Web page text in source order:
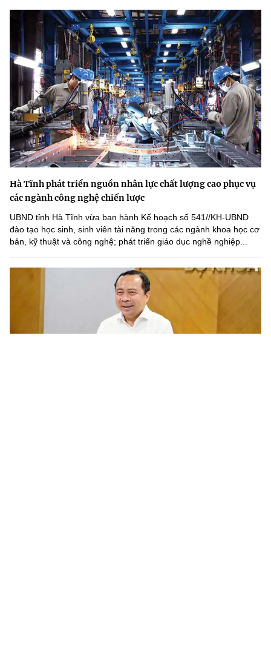
Hà Tĩnh phát triển nguồn nhân lực chất lượng cao phục vụ
các ngành công nghệ chiến lược
UBND tỉnh Hà Tĩnh vừa ban hành Kế hoạch số 541//KH-UBND
đào tạo học sinh, sinh viên tài năng trong các ngành khoa học cơ
bản, kỹ thuật và công nghệ; phát triển giáo dục nghề nghiệp...